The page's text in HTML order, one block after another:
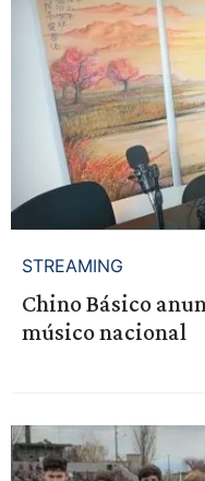
STREAMING
Chino Básico
músico nacional